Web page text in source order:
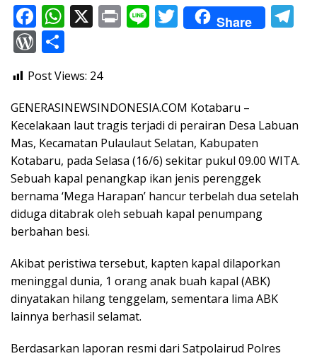
F
ac
e
b
o
o
k
W
s
A
p
p
X Pr Li T
w
Share
m
W
or
d
Pr
e
ss
ar
e
Post Views: 24
GENERASINEWSINDONESIA.COM Kotabaru –
Kecelakaan laut tragis terjadi di perairan Desa Labuan
Mas, Kecamatan Pulaulaut Selatan, Kabupaten
Kotabaru, pada Selasa (16/6) sekitar pukul 09.00 WITA.
Sebuah kapal penangkap ikan jenis perenggek
bernama ‘Mega Harapan’ hancur terbelah dua setelah
diduga ditabrak oleh sebuah kapal penumpang
berbahan besi.
Akibat peristiwa tersebut, kapten kapal dilaporkan
meninggal dunia, 1 orang anak buah kapal (ABK)
dinyatakan hilang tenggelam, sementara lima ABK
lainnya berhasil selamat.
Berdasarkan laporan resmi dari Satpolairud Polres